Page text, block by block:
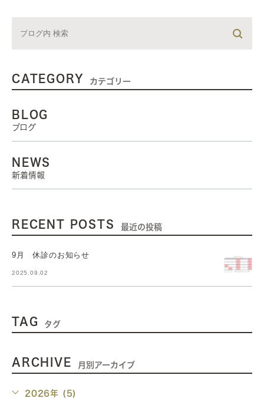
CATEGORY カテゴリー
BLOG
ブログ
NEWS
新着情報
RECENT POSTS 最近の投稿
9月 休診のお知らせ
2025.09.02
TAG タグ
ARCHIVE 月別アーカイブ
2026年 (5)